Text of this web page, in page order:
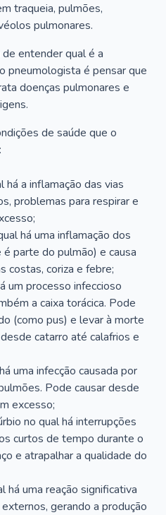
traqueia, pulmões,
pulmonares.
entender qual é a
pneumologista é pensar que
doenças pulmonares e
de saúde que o
há a inflamação das vias
problemas para respirar e
há uma inflamação dos
parte do pulmão) e causa
costas, coriza e febre;
um processo infeccioso
a caixa torácica. Pode
(como pus) e levar à morte
catarro até calafrios e
uma infecção causada por
Pode causar desde
excesso;
no qual há interrupções
curtos de tempo durante o
e atrapalhar a qualidade do
há uma reação significativa
gerando a produção